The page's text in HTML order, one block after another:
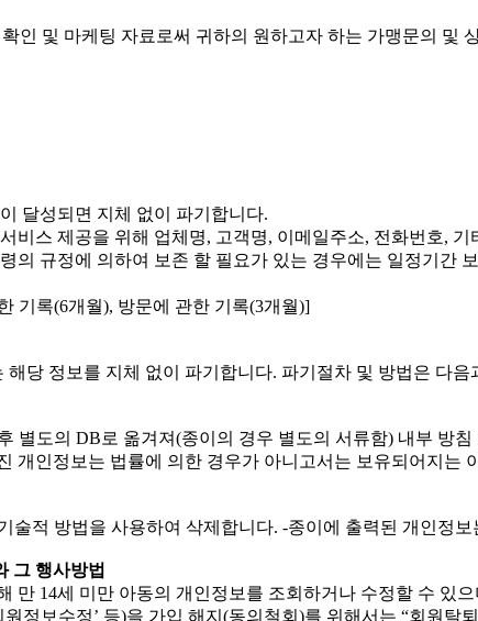
인 및 마케팅 자료로써 귀하의 원하고자 하는 가맹문의 및
달성되면 지체 없이 파기합니다.
비스 제공을 위해 업체명, 고객명, 이메일주소, 전화번호,
의 규정에 의하여 보존 할 필요가 있는 경우에는 일정기간
기록(6개월), 방문에 관한 기록(3개월)]
당 정보를 지체 없이 파기합니다. 파기절차 및 방법은 다음
별도의 DB로 옮겨져(종이의 경우 별도의 서류함) 내부 방
개인정보는 법률에 의한 경우가 아니고서는 보유되어지는
적 방법을 사용하여 삭제합니다. -종이에 출력된 개인정
그 행사방법
만 14세 미만 아동의 개인정보를 조회하거나 수정할 수 있
정보수정’ 등)을 가입 해지(동의철회)를 위해서는 “회원